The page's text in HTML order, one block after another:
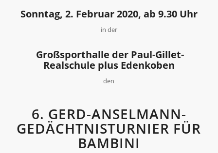
Sonntag, 2. Februar 2020, ab 9.30 Uhr
in der
Großsporthalle der Paul-Gillet-
Realschule plus Edenkoben
den
6. GERD-ANSELMANN-
GEDÄCHTNISTURNIER FÜR
BAMBINI